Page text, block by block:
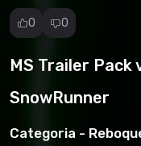
0 0
MS Trailer Pack
SnowRunner
Categoria -
Denunciar
Violação de
direitos